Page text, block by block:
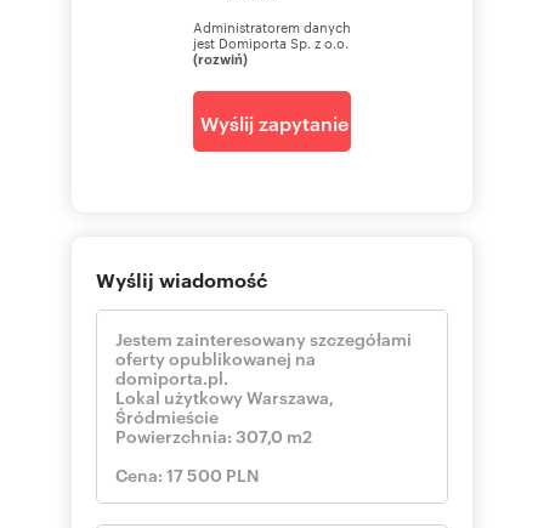
Administratorem danych
jest Domiporta Sp. z o.o.
(rozwiń)
Wyślij zapytanie
Wyślij wiadomość